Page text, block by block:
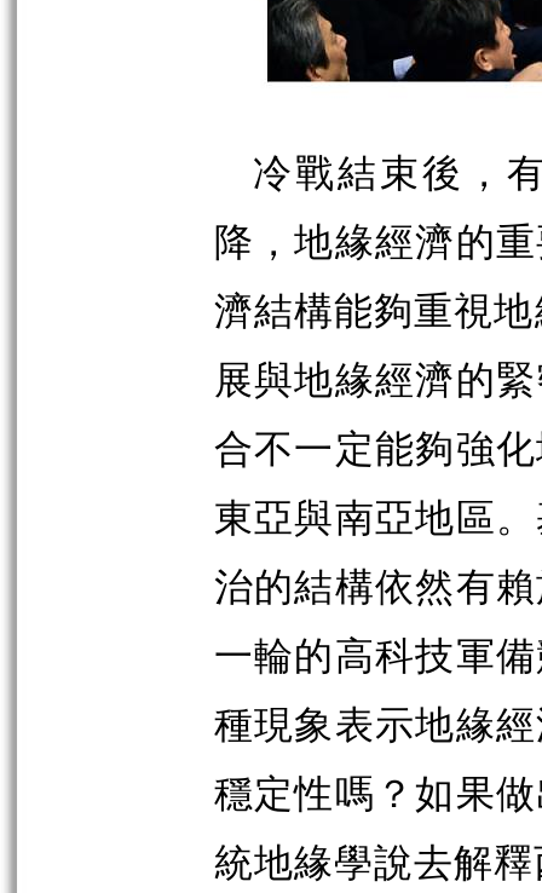
冷戰結束後，
降，地緣經濟的
濟結構能夠重視
展與地緣經濟的
合不一定能夠強
東亞與南亞地區
治的結構依然有
一輪的高科技軍
種現象表示地緣
穩定性嗎？如果
統地緣學說去解